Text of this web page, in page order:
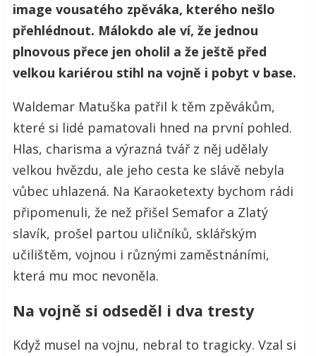
image vousatého zpěváka, kterého nešlo
přehlédnout. Málokdo ale ví, že jednou
plnovous přece jen oholil a že ještě před
velkou kariérou stihl na vojně i pobyt v base.
Waldemar Matuška patřil k těm zpěvákům,
které si lidé pamatovali hned na první pohled.
Hlas, charisma a výrazná tvář z něj udělaly
velkou hvězdu, ale jeho cesta ke slávě nebyla
vůbec uhlazená. Na Karaoketexty bychom rádi
připomenuli, že než přišel Semafor a Zlatý
slavík, prošel partou uličníků, sklářským
učilištěm, vojnou i různými zaměstnáními,
která mu moc nevoněla.
Na vojně si odseděl i dva tresty
Když musel na vojnu, nebral to tragicky. Vzal si